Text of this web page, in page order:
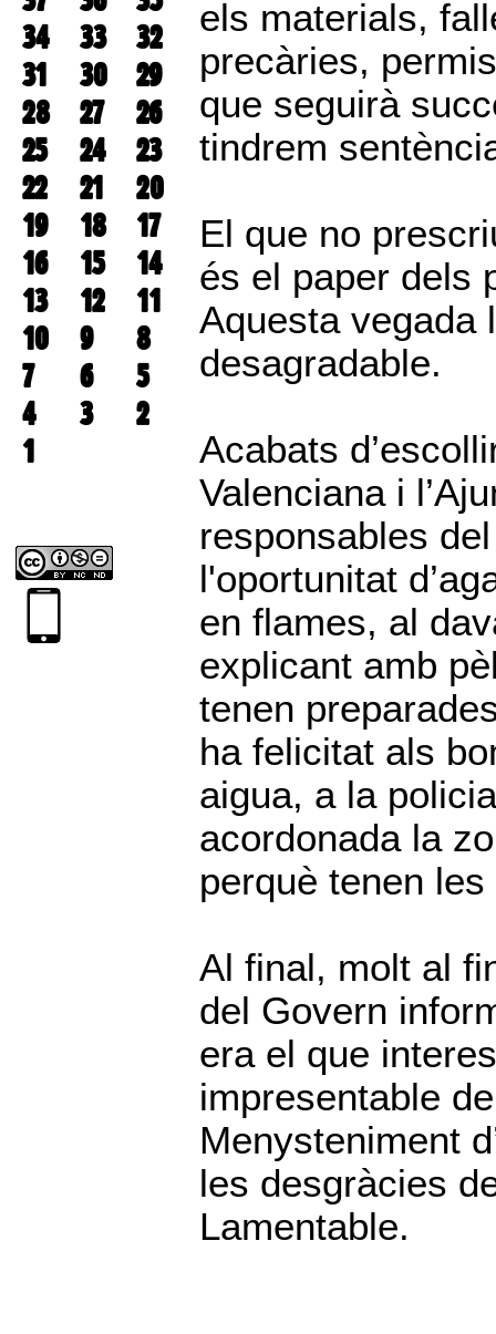
34
33
32
31
30
29
28
27
26
25
24
23
22
21
20
19
18
17
16
15
14
13
12
11
10
9
8
7
6
5
4
3
2
1
els materials,
precàries,
que seguirà
tindrem
El que no
és el paper dels
Aquesta vegada
desagradable.
Acabats
Valenciana i
responsables
l'oportunitat
en flames, al
explicant amb
tenen
ha felicitat als
aigua, a la
acordonada la
perquè tenen
Al final, molt al
del Govern
era el que
impresentable
Menysteniment
les desgràcies
Lamentable.